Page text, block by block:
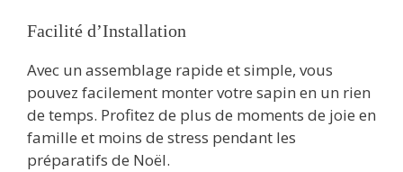
Facilité d’Installation
Avec un assemblage rapide et simple, vous
pouvez facilement monter votre sapin en un rien
de temps. Profitez de plus de moments de joie en
famille et moins de stress pendant les
préparatifs de Noël.